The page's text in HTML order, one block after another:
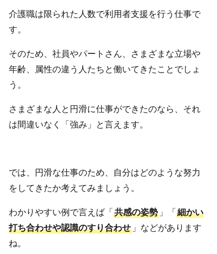
介護職は限られた人数で利用者支援を行う仕事で
す。
そのため、社員やパートさん、さまざまな立場や
年齢、属性の違う人たちと働いてきたことでしょ
う。
さまざまな人と円滑に仕事ができたのなら、それ
は間違いなく「強み」と言えます。
では、円滑な仕事のため、自分はどのような努力
をしてきたか考えてみましょう。
わかりやすい例で言えば「 共感の姿勢」「 細かい
打ち合わせや認識のすり合わせ」などがあります
ね。